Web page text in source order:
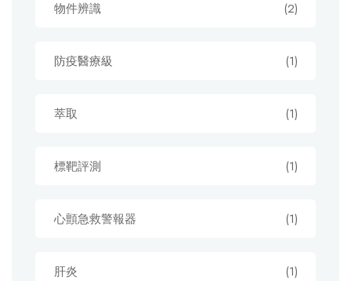
物件辨識 (2)
防疫醫療級 (1)
萃取 (1)
標靶評測 (1)
心顫急救警報器 (1)
肝炎 (1)